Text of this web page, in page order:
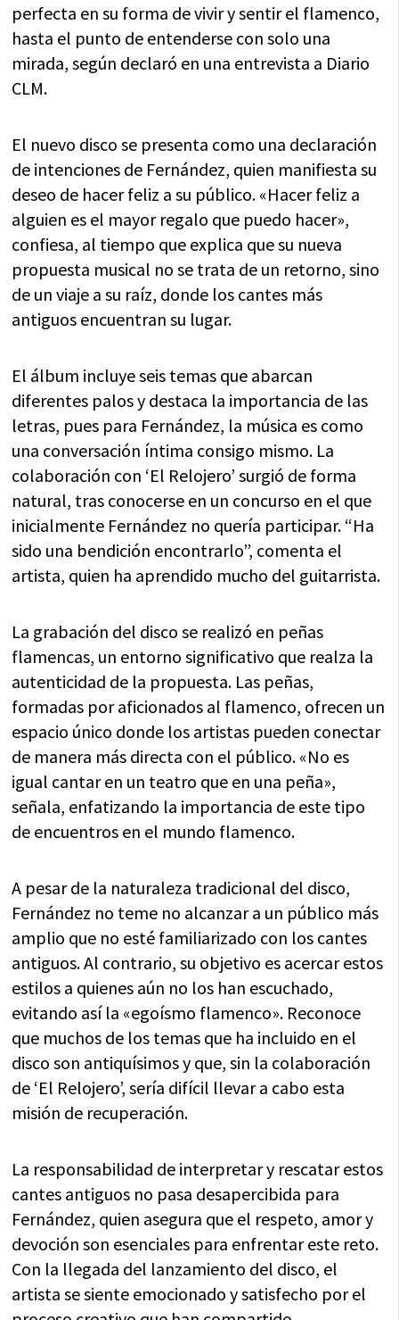
perfecta en su forma de vivir y sentir el flamenco,
hasta el punto de entenderse con solo una
mirada, según declaró en una entrevista a Diario
CLM.
El nuevo disco se presenta como una declaración
de intenciones de Fernández, quien manifiesta su
deseo de hacer feliz a su público. «Hacer feliz a
alguien es el mayor regalo que puedo hacer»,
confiesa, al tiempo que explica que su nueva
propuesta musical no se trata de un retorno, sino
de un viaje a su raíz, donde los cantes más
antiguos encuentran su lugar.
El álbum incluye seis temas que abarcan
diferentes palos y destaca la importancia de las
letras, pues para Fernández, la música es como
una conversación íntima consigo mismo. La
colaboración con ‘El Relojero’ surgió de forma
natural, tras conocerse en un concurso en el que
inicialmente Fernández no quería participar. “Ha
sido una bendición encontrarlo”, comenta el
artista, quien ha aprendido mucho del guitarrista.
La grabación del disco se realizó en peñas
flamencas, un entorno significativo que realza la
autenticidad de la propuesta. Las peñas,
formadas por aficionados al flamenco, ofrecen un
espacio único donde los artistas pueden conectar
de manera más directa con el público. «No es
igual cantar en un teatro que en una peña»,
señala, enfatizando la importancia de este tipo
de encuentros en el mundo flamenco.
A pesar de la naturaleza tradicional del disco,
Fernández no teme no alcanzar a un público más
amplio que no esté familiarizado con los cantes
antiguos. Al contrario, su objetivo es acercar estos
estilos a quienes aún no los han escuchado,
evitando así la «egoísmo flamenco». Reconoce
que muchos de los temas que ha incluido en el
disco son antiquísimos y que, sin la colaboración
de ‘El Relojero’, sería difícil llevar a cabo esta
misión de recuperación.
La responsabilidad de interpretar y rescatar estos
cantes antiguos no pasa desapercibida para
Fernández, quien asegura que el respeto, amor y
devoción son esenciales para enfrentar este reto.
Con la llegada del lanzamiento del disco, el
artista se siente emocionado y satisfecho por el